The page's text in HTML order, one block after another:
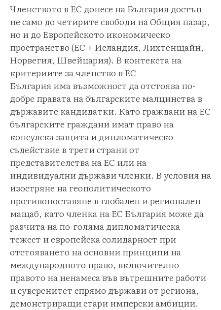
Членството в ЕС донесе на България достъп
не само до четирите свободи на Общия пазар,
но и до Европейското икономическо
пространство (ЕС + Исландия, Лихтенщайн,
Норвегия, Швейцария). В контекста на
критериите за членство в ЕС
България има възможност да отстоява по-
добре правата на българските малцинства в
държавите кандидатки. Като граждани на ЕС
българските граждани имат право на
консулска защита и дипломатическо
съдействие в трети страни от
представителства на ЕС или на
индивидуални държави членки. В условия на
изостряне на геополитическото
противопоставяне в глобален и регионален
мащаб, като членка на ЕС България може да
разчита на по-голяма дипломатическа
тежест и европейска солидарност при
отстояването на основни принципи на
международното право, включително
правото на ненамеса във вътрешните работи
и суверенитет спрямо държави от региона,
демонстриращи стари имперски амбиции.